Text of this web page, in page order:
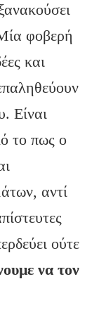
φοβερή
και
Είναι
το πως ο
αντί
ούτε
να τον